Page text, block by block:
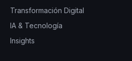
Transformación Digital
IA & Tecnología
Insights